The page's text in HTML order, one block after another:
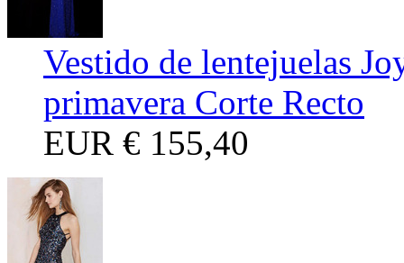
Vestido de lentejuelas
primavera Corte Recto
EUR € 155,40